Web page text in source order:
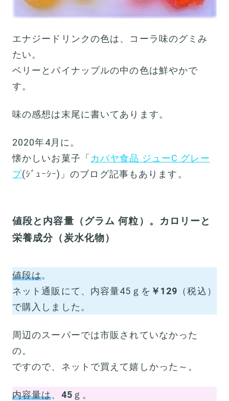
エナジードリンクの色は、コーラ味のグミみ
たい。
ベリーとパイナップルの中の色は鮮やかで
す。
味の感想は末尾に書いてあります。
2020年4月に。
懐かしいお菓子「 カバヤ食品 ジューC グレー
プ(ｼﾞｭｰｼｰ)」のブログ記事もあります。
値段と内容量（グラム 何粒）。カロリーと
栄養成分（炭水化物）
値段は。
ネット通販にて、内容量45ｇを ￥129 （税込）
で購入しました。
周辺のスーパーでは市販されていなかった
の。
ですので、ネットで買えて嬉しかった～。
内容量は、 45 ｇ。